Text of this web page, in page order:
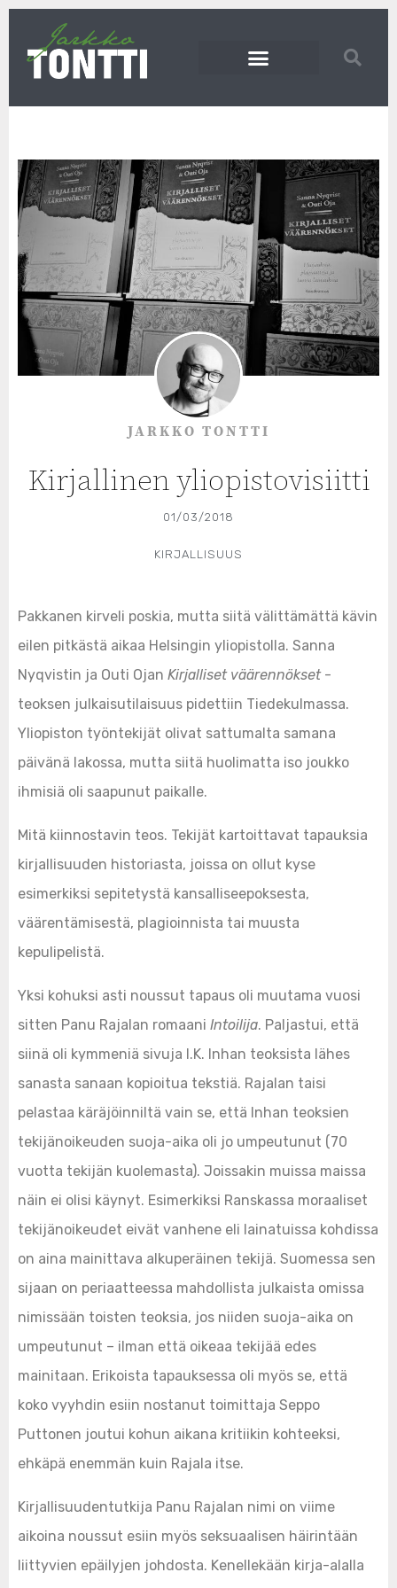
JARKKO TONTTI
Kirjallinen yliopistovisiitti
01/03/2018
KIRJALLISUUS
Pakkanen kirveli poskia, mutta siitä välittämättä kävin
eilen pitkästä aikaa Helsingin yliopistolla. Sanna
Nyqvistin ja Outi Ojan Kirjalliset väärennökset-
teoksen julkaisutilaisuus pidettiin Tiedekulmassa.
Yliopiston työntekijät olivat sattumalta samana
päivänä lakossa, mutta siitä huolimatta iso joukko
ihmisiä oli saapunut paikalle.
Mitä kiinnostavin teos. Tekijät kartoittavat tapauksia
kirjallisuuden historiasta, joissa on ollut kyse
esimerkiksi sepitetystä kansalliseepoksesta,
väärentämisestä, plagioinnista tai muusta
kepulipelistä.
Yksi kohuksi asti noussut tapaus oli muutama vuosi
sitten Panu Rajalan romaani Intoilija. Paljastui, että
siinä oli kymmeniä sivuja I.K. Inhan teoksista lähes
sanasta sanaan kopioitua tekstiä. Rajalan taisi
pelastaa käräjöinniltä vain se, että Inhan teoksien
tekijänoikeuden suoja-aika oli jo umpeutunut (70
vuotta tekijän kuolemasta). Joissakin muissa maissa
näin ei olisi käynyt. Esimerkiksi Ranskassa moraaliset
tekijänoikeudet eivät vanhene eli lainatuissa kohdissa
on aina mainittava alkuperäinen tekijä. Suomessa sen
sijaan on periaatteessa mahdollista julkaista omissa
nimissään toisten teoksia, jos niiden suoja-aika on
umpeutunut – ilman että oikeaa tekijää edes
mainitaan. Erikoista tapauksessa oli myös se, että
koko vyyhdin esiin nostanut toimittaja Seppo
Puttonen joutui kohun aikana kritiikin kohteeksi,
ehkäpä enemmän kuin Rajala itse.
Kirjallisuudentutkija Panu Rajalan nimi on viime
aikoina noussut esiin myös seksuaalisen häirintään
liittyvien epäilyjen johdosta. Kenellekään kirja-alalla